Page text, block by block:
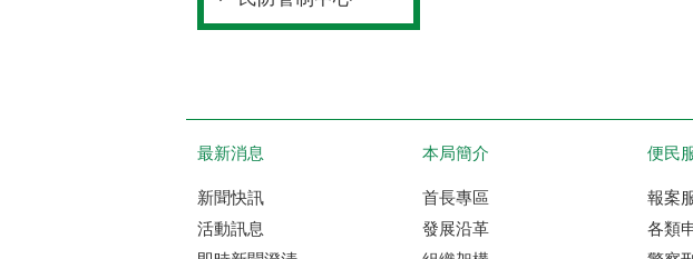
最新消息
新聞快訊
活動訊息
本局簡介
首長專區
發展沿革
便民
報案
各類